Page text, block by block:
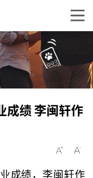
成绩 李闽轩作
成绩，李闽轩作